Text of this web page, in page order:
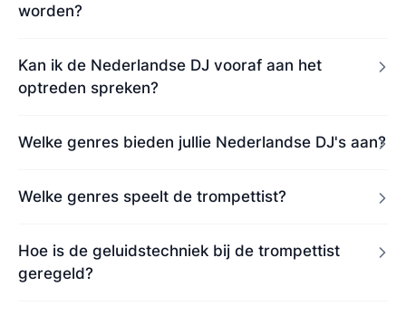
worden?
Kan ik de Nederlandse DJ vooraf aan het
optreden spreken?
Welke genres bieden jullie Nederlandse DJ's aan?
Welke genres speelt de trompettist?
Hoe is de geluidstechniek bij de trompettist
geregeld?